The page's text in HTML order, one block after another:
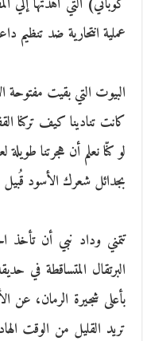
عملية انتحارية ضد تنظيم
البيوت التي بقيت مفتوحة
كانت تنادينا كيف تركنا
لو كنّا نعلم أن هجرتنا طويلة
بجدائل شعرك الأسود قُبيل
تتمني وداد نبي أن تأخذ
البرتقال المتساقطة في
بأعلى شجيرة الرمان،‮ ‬عن
تريد القليل من الوقت